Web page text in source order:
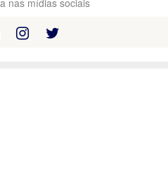
nas mídias sociais